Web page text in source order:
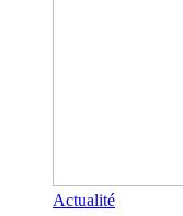
Actualité